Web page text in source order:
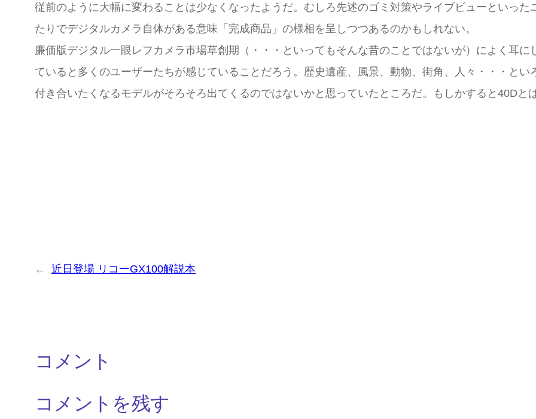
従前のように大幅に変わることは少なくなったようだ。むしろ先述のゴミ対策やライブビューといっ
たりでデジタルカメラ自体がある意味「完成商品」の様相を呈しつつあるのかもしれない。
廉価版デジタル一眼レフカメラ市場草創期（・・・といってもそんな昔のことではないが）によく耳
ていると多くのユーザーたちが感じていることだろう。歴史遺産、風景、動物、街角、人々・・・とい
付き合いたくなるモデルがそろそろ出てくるのではないかと思っていたところだ。もしかすると40Dと
← 近日登場 リコーGX100解説本
コメント
コメントを残す